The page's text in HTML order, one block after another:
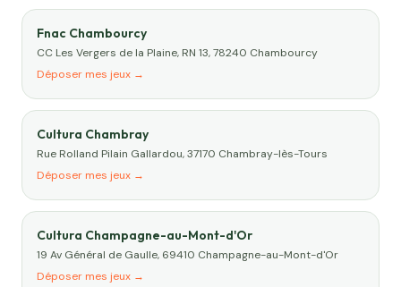
Fnac Chambourcy
CC Les Vergers de la Plaine, RN 13, 78240 Chambourcy
Déposer mes jeux →
Cultura Chambray
Rue Rolland Pilain Gallardou, 37170 Chambray-lès-Tours
Déposer mes jeux →
Cultura Champagne-au-Mont-d'Or
19 Av Général de Gaulle, 69410 Champagne-au-Mont-d'Or
Déposer mes jeux →